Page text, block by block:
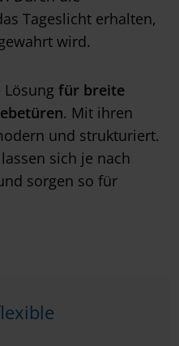
Tageslicht erhalten,
wird.
für breite
. Mit ihren
und strukturiert.
sich je nach
sorgen so für